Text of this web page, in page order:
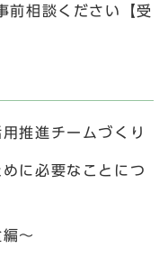
前相談ください【受
推進チームづくり
に必要なことにつ
～